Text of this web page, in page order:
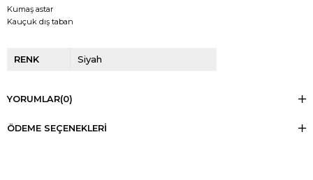
Kumaş astar
Kauçuk dış taban
RENK Siyah
YORUMLAR(0)
ÖDEME SEÇENEKLERI